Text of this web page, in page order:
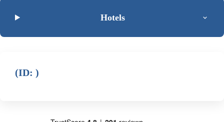
Hotels
(ID: )